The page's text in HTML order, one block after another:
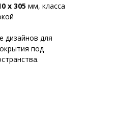
x 305 мм, класса
дизайнов для
под